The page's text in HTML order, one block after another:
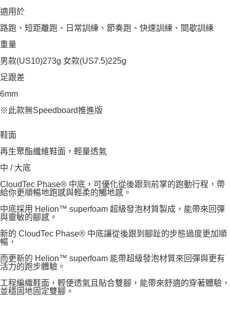
適用於
路跑、短距離跑、日常訓練、節奏跑、快速訓練、間歇訓練
重量
男款(US10)273g 女款(US7.5)225g
足跟差
6mm
※此款無Speedboard推進版
鞋面
再生聚酯纖維鞋面，輕量透氣
中 / 大底
CloudTec Phase® 中底，可優化從後跟到前掌的跑動行程，帶
給你更順暢地跑感與輕柔的觸地感。
中底採用 Helion™ superfoam 超級發泡材質製成，能帶來回彈
與靈敏的腳感。
新的 CloudTec Phase® 中底讓從後跟到腳趾的步態過度更加順
暢，
而更新的 Helion™ superfoam 能帶超級發泡材質來回彈與更有
活力的跑步體驗。
工程編織鞋面，輕便透氣且貼合雙腳，能帶來舒適的穿著體驗，
並穩固地固定雙腳。